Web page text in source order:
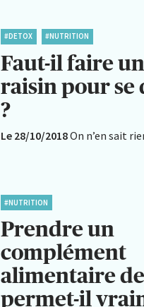
#DETOX #NUTRITION
Faut-il faire
raisin pour
?
Le 28/10/2018On n’en sait
#NUTRITION
Prendre un
complément
alimentaire
permet-il